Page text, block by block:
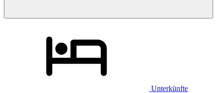
Unterkünfte